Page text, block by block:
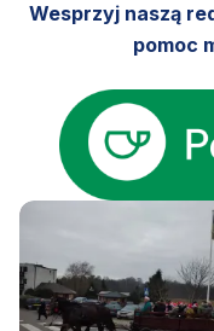
Wesprzyj naszą
pomoc